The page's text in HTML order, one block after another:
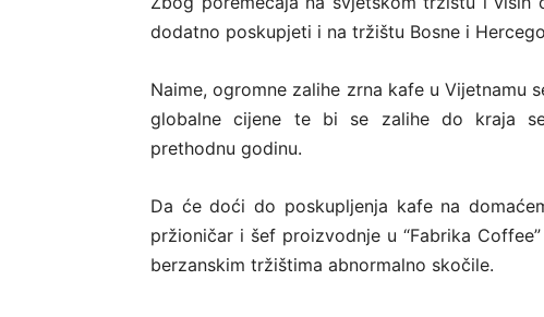
dodatno poskupjeti i na tržištu Bosne i
Naime, ogromne zalihe zrna kafe u Vijetnamu
globalne cijene te bi se zalihe do kraja
prethodnu godinu.
Da će doći do poskupljenja kafe na
pržioničar i šef proizvodnje u “Fabrika
berzanskim tržištima abnormalno skočile.